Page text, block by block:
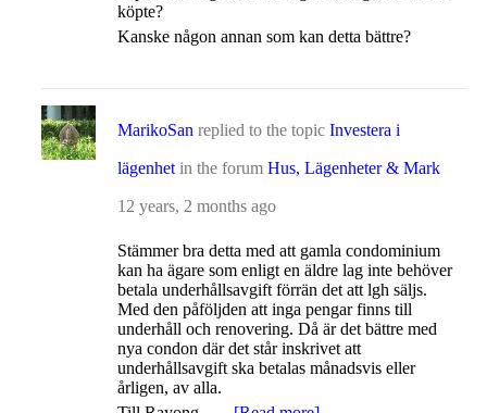
köpte?
Kanske någon annan som kan detta bättre?
MarikoSan replied to the topic Investera i
lägenhet in the forum Hus, Lägenheter & Mark
12 years, 2 months ago
Stämmer bra detta med att gamla condominium
kan ha ägare som enligt en äldre lag inte behöver
betala underhållsavgift förrän det att lgh säljs.
Med den påföljden att inga pengar finns till
underhåll och renovering. Då är det bättre med
nya condon där det står inskrivet att
underhållsavgift ska betalas månadsvis eller
årligen, av alla.